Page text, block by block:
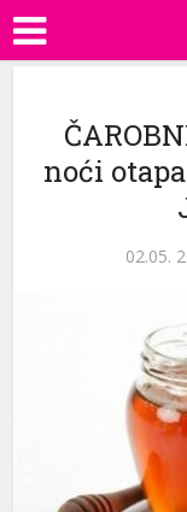
noći
02.05.